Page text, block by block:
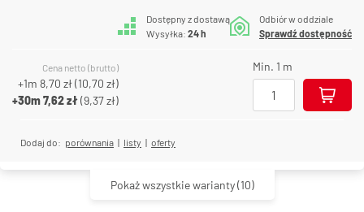
Dostępny z dostawą
Wysyłka: 24 h
Odbiór w oddziale
Sprawdź dostępność
Cena netto (brutto)
+1m 8,70 zł(10,70 zł)
+30m7,62 zł(9,37 zł)
Min. 1 m
Dodaj do: porównania | listy | oferty
Pokaż wszystkie warianty(10)